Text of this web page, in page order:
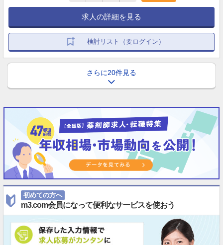
求人の詳細を見る
検討リスト（要ログイン）
さらに20件見る
初めての方へ
m3.com会員になって便利なサービスを使おう